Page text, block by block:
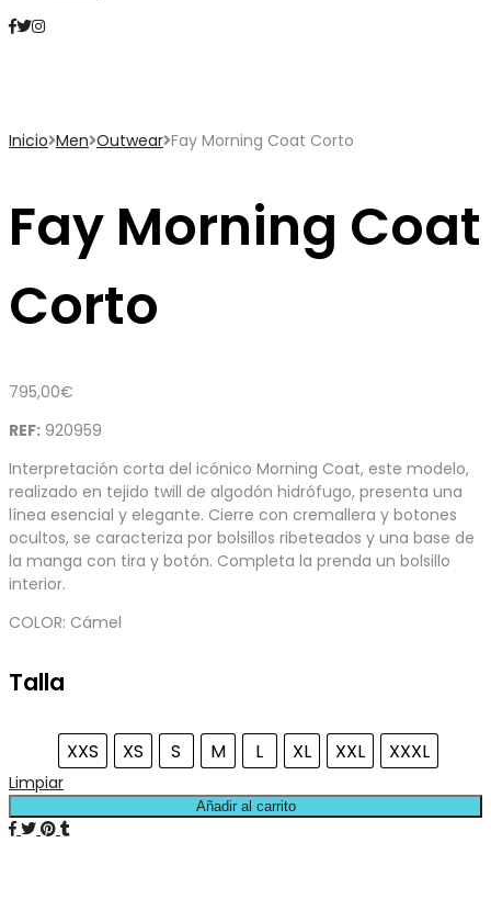
Inicio Men Outwear Fay Morning Coat Corto
Fay Morning Coat
Corto
795,00€
REF: 920959
Interpretación corta del icónico Morning Coat, este modelo,
realizado en tejido twill de algodón hidrófugo, presenta una
línea esencial y elegante. Cierre con cremallera y botones
ocultos, se caracteriza por bolsillos ribeteados y una base de
la manga con tira y botón. Completa la prenda un bolsillo
interior.
COLOR: Cámel
Talla
XXS XS S M L XL XXL XXXL
Limpiar
Añadir al carrito